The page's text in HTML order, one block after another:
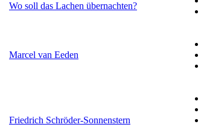
Wo soll das Lachen übernachten?
Marcel van Eeden
Friedrich Schröder-Sonnenstern